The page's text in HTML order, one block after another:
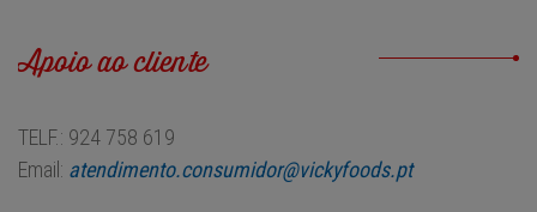
Apoio ao cliente
TELF.: 924 758 619
Email: atendimento.consumidor@vickyfoods.pt